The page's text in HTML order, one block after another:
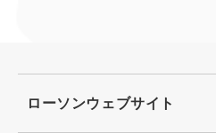
ローソンウェブサイト